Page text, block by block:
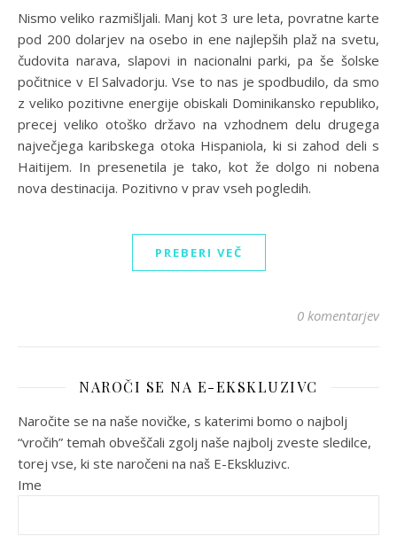
Nismo veliko razmišljali. Manj kot 3 ure leta, povratne karte
pod 200 dolarjev na osebo in ene najlepših plaž na svetu,
čudovita narava, slapovi in nacionalni parki, pa še šolske
počitnice v El Salvadorju. Vse to nas je spodbudilo, da smo
z veliko pozitivne energije obiskali Dominikansko republiko,
precej veliko otoško državo na vzhodnem delu drugega
največjega karibskega otoka Hispaniola, ki si zahod deli s
Haitijem. In presenetila je tako, kot že dolgo ni nobena
nova destinacija. Pozitivno v prav vseh pogledih.
PREBERI VEČ
0 komentarjev
NAROČI SE NA E-EKSKLUZIVC
Naročite se na naše novičke, s katerimi bomo o najbolj
“vročih” temah obveščali zgolj naše najbolj zveste sledilce,
torej vse, ki ste naročeni na naš E-Ekskluzivc.
Ime